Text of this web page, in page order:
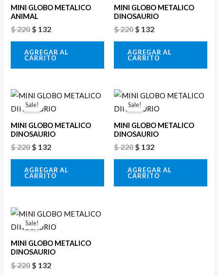
MINI GLOBO METALICO
ANIMAL
$220
era:
$ 220.
$ 132
es:
AGREGAR AL
CARRITO
MINI GLOBO METALICO
DINOSAURIO
$220
era:
$ 220.
$ 132
es:
$ 132.
AGREGAR AL
CARRITO
Sale!
MINI GLOBO METALICO
DINOSAURIO
$220
El
precio
original
era:
$ 220.
$ 132
El
actual
es:
$ 132.
AGREGAR AL
CARRITO
Sale!
MINI GLOBO METALICO
DINOSAURIO
$220
El
precio
original
era:
$ 220.
$ 132
El
actual
es:
$ 132.
AGREGAR AL
CARRITO
Sale!
MINI GLOBO METALICO
DINOSAURIO
$220
El
precio
original
era:
$ 220.
$ 132
El
actual
es:
$ 132.